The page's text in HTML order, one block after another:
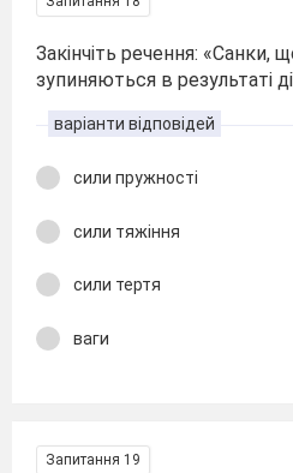
Закінчіть речення: «Санки,
зупиняються в результаті
варіанти відповідей
сили пружності
сили тяжіння
сили тертя
ваги
Запитання 19